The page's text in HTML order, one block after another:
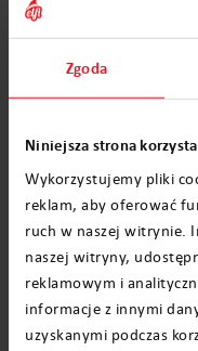
Zgoda
Niniejsza strona
Wykorzystujemy pliki
reklam, aby oferować
ruch w naszej witrynie.
naszej witryny,
reklamowym i
informacje z innymi
uzyskanymi podczas
Dzisiaj w
Świeć
Cicha noc;
Bóg się rodzi;
Gore
Każda z tych
fenomenalną